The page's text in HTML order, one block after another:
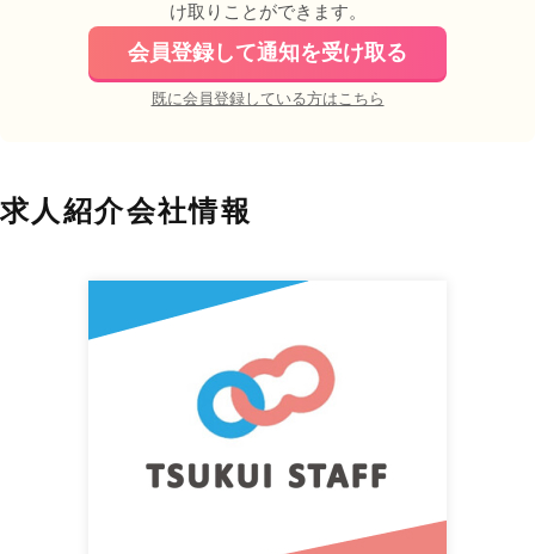
け取りことができます。
会員登録して通知を受け取る
既に会員登録している方はこちら
求人紹介会社情報